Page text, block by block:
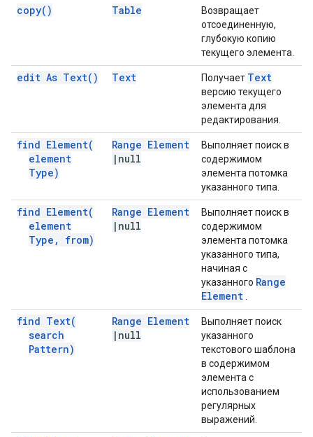
copy( ) Table
Возвращает
отсоединенную,
глубокую копию
текущего элемента.
edit As Text( ) Text Получает Text
версию текущего
элемента для
редактирования.
find Element(
element
Type)
Range Element
| null
Выполняет поиск в
содержимом
элемента потомка
указанного типа.
find Element(
element
Type , from)
Range Element
| null
Выполняет поиск в
содержимом
элемента потомка
указанного типа,
начиная с
указанного Range
Element
find Text(
search
Pattern)
Range Element
| null
Выполняет поиск
указанного
текстового шаблона
в содержимом
элемента с
использованием
регулярных
выражений.